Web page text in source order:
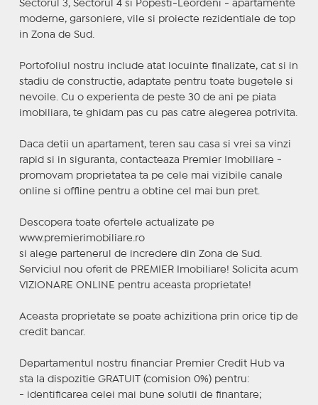
Sectorul 3, Sectorul 4 si Popesti-Leordeni - apartamente
moderne, garsoniere, vile si proiecte rezidentiale de top
in Zona de Sud.
Portofoliul nostru include atat locuinte finalizate, cat si in
stadiu de constructie, adaptate pentru toate bugetele si
nevoile. Cu o experienta de peste 30 de ani pe piata
imobiliara, te ghidam pas cu pas catre alegerea potrivita.
Daca detii un apartament, teren sau casa si vrei sa vinzi
rapid si in siguranta, contacteaza Premier Imobiliare -
promovam proprietatea ta pe cele mai vizibile canale
online si offline pentru a obtine cel mai bun pret.
Descopera toate ofertele actualizate pe
www.premierimobiliare.ro
si alege partenerul de incredere din Zona de Sud.
Serviciul nou oferit de PREMIER Imobiliare! Solicita acum
VIZIONARE ONLINE pentru aceasta proprietate!
Aceasta proprietate se poate achizitiona prin orice tip de
credit bancar.
Departamentul nostru financiar Premier Credit Hub va
sta la dispozitie GRATUIT (comision 0%) pentru:
- identificarea celei mai bune solutii de finantare;